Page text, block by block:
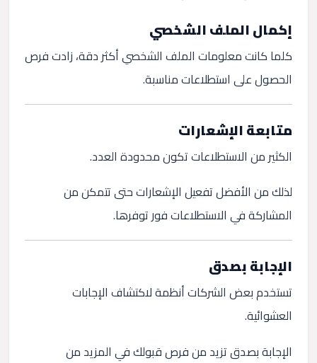
إكمال الملف الشخصي
كلما كانت معلومات الملف الشخصي أكثر دقة، زادت فرص
الحصول على استطلاعات مناسبة.
متابعة الإشعارات
الكثير من الاستطلاعات تكون محدودة العدد.
لذلك من الأفضل تفعيل الإشعارات حتى تتمكن من
المشاركة في الاستطلاعات فور توفرها.
الإجابة بصدق
تستخدم بعض الشركات أنظمة لاكتشاف الإجابات
العشوائية.
الإجابة بصدق تزيد من فرص قبولك في المزيد من